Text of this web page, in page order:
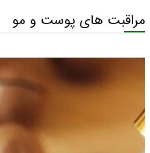
مراقبت های پوست و مو